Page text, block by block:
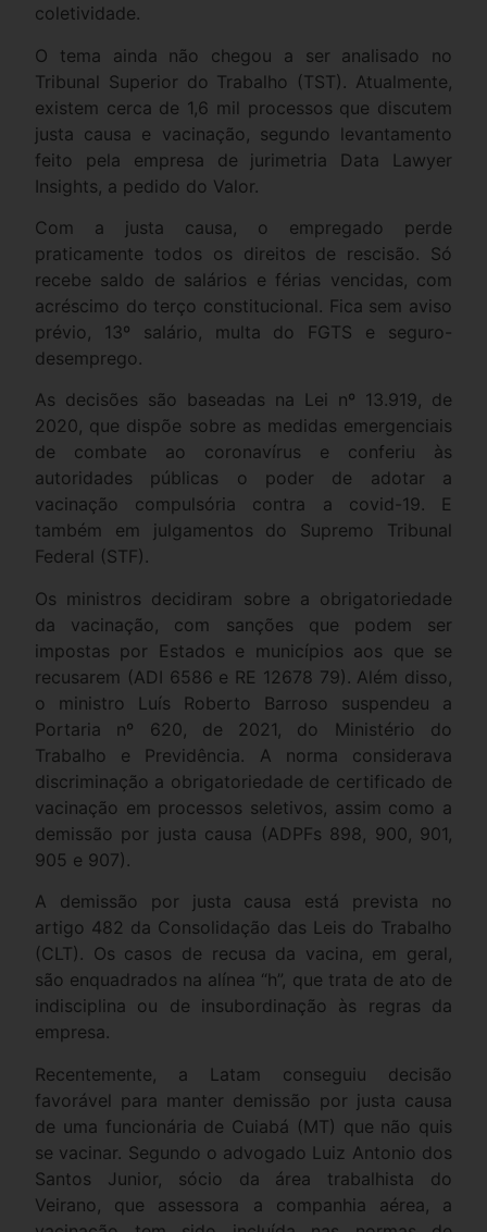
coletividade.
O tema ainda não chegou a ser analisado no
Tribunal Superior do Trabalho (TST). Atualmente,
existem cerca de 1,6 mil processos que discutem
justa causa e vacinação, segundo levantamento
feito pela empresa de jurimetria Data Lawyer
Insights, a pedido do Valor.
Com a justa causa, o empregado perde
praticamente todos os direitos de rescisão. Só
recebe saldo de salários e férias vencidas, com
acréscimo do terço constitucional. Fica sem aviso
prévio, 13º salário, multa do FGTS e seguro-
desemprego.
As decisões são baseadas na Lei nº 13.919, de
2020, que dispõe sobre as medidas emergenciais
de combate ao coronavírus e conferiu às
autoridades públicas o poder de adotar a
vacinação compulsória contra a covid-19. E
também em julgamentos do Supremo Tribunal
Federal (STF).
Os ministros decidiram sobre a obrigatoriedade
da vacinação, com sanções que podem ser
impostas por Estados e municípios aos que se
recusarem (ADI 6586 e RE 12678 79). Além disso,
o ministro Luís Roberto Barroso suspendeu a
Portaria nº 620, de 2021, do Ministério do
Trabalho e Previdência. A norma considerava
discriminação a obrigatoriedade de certificado de
vacinação em processos seletivos, assim como a
demissão por justa causa (ADPFs 898, 900, 901,
905 e 907).
A demissão por justa causa está prevista no
artigo 482 da Consolidação das Leis do Trabalho
(CLT). Os casos de recusa da vacina, em geral,
são enquadrados na alínea “h”, que trata de ato de
indisciplina ou de insubordinação às regras da
empresa.
Recentemente, a Latam conseguiu decisão
favorável para manter demissão por justa causa
de uma funcionária de Cuiabá (MT) que não quis
se vacinar. Segundo o advogado Luiz Antonio dos
Santos Junior, sócio da área trabalhista do
Veirano, que assessora a companhia aérea, a